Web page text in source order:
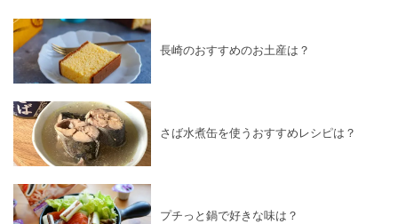
長崎のおすすめのお土産は？
さば水煮缶を使うおすすめレシピは？
プチっと鍋で好きな味は？